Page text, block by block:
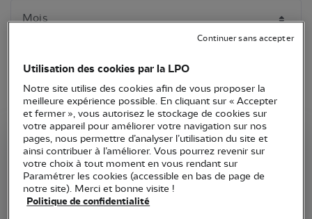
LPO PACA LPO PACA
Utilisation des cookies par la LPO
Notre site utilise des cookies afin de vous proposer la
meilleure expérience possible. En cliquant sur « Accepter
et fermer », vous autorisez le stockage de cookies sur
votre appareil pour améliorer votre navigation sur nos
pages, nous permettre d’analyser l’utilisation du site et
ainsi contribuer à l’améliorer. Vous pourrez revenir sur
votre choix à tout moment en vous rendant sur
Paramétrer les cookies (accessible en bas de page de
notre site). Merci et bonne visite !
Politique de confidentialité
Continuer sans accepter